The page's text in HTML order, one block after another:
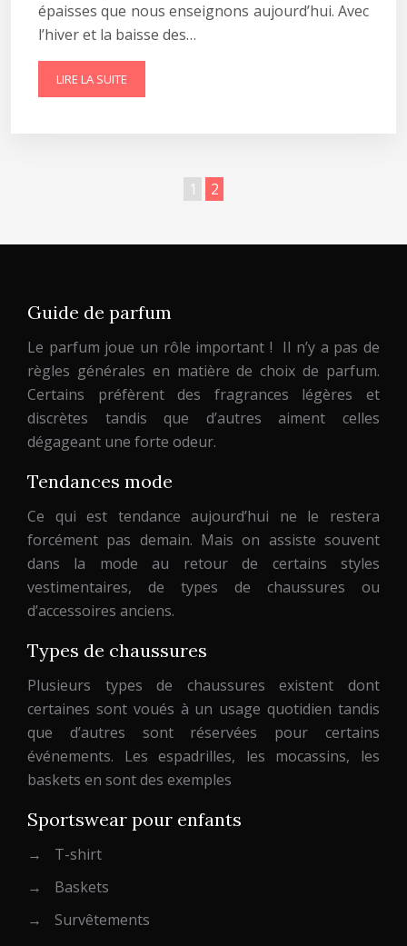
épaisses que nous enseignons aujourd’hui. Avec
l’hiver et la baisse des…
LIRE LA SUITE
1 2
Guide de parfum
Le parfum joue un rôle important ! Il n’y a pas de
règles générales en matière de choix de parfum.
Certains préfèrent des fragrances légères et
discrètes tandis que d’autres aiment celles
dégageant une forte odeur.
Tendances mode
Ce qui est tendance aujourd’hui ne le restera
forcément pas demain. Mais on assiste souvent
dans la mode au retour de certains styles
vestimentaires, de types de chaussures ou
d’accessoires anciens.
Types de chaussures
Plusieurs types de chaussures existent dont
certaines sont voués à un usage quotidien tandis
que d’autres sont réservées pour certains
événements. Les espadrilles, les mocassins, les
baskets en sont des exemples
Sportswear pour enfants
→
T-shirt
→
Baskets
→
Survêtements